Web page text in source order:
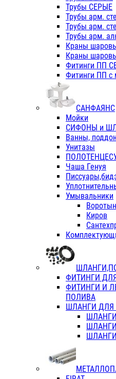
Трубы СЕРЫЕ
Трубы арм.
Трубы арм.
Трубы арм.
Краны
Краны
Фитинги ПП
Фитинги ПП
САНФАЯНС
Мойки
СИФОНЫ и
Ванны,
Унитазы
Чаша Генуя
Умывальники
Киров
ФИТИНГИ
ФИТИНГИ И
ПОЛИВА
ШЛАНГИ ДЛЯ
ШЛАНГИ